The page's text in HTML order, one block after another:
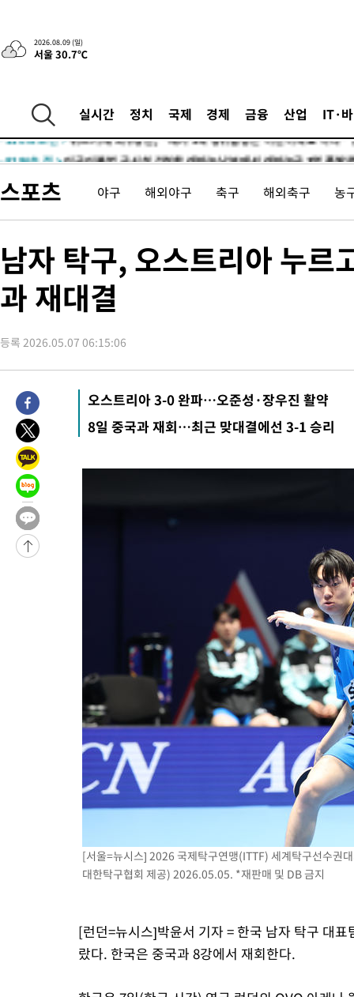
2026.08.09 (일)
서울 30.7℃
실시간 정치 국제 경제 금융 산업 IT·
-3452초 전 >“美 이란전 무기 소진…북한과 분쟁시 주한 미군 취약해질 수 있
-31131초 전 >이강인, 오늘 서울서 AT마드리드 입단식…'전례 없는 특급대
-17484초 전 >
콜롬비아 신임 우파 대통령 취임 하루만에 차량폭탄 폭발 사건
-11078초 전 >
-8286초 전 >
이군이 불법 군시설 건설한 레바논 남부에서 레바논군 3명 폭발
-3468초 전 > 美 국방부, 켄달 전 공군장관 보안허가 취소…“에어포스원 기밀
-3437초 전 >‘축구의 신’ 아르헨티나 축구 선수 메시의 부친 지병 별세
-31171초 전 >이강인, 오늘 서울서 AT마드리드 입단식…'전례 없는 특급대
-18053초 전 >'여긴 20도, 저긴 50도'…열화상 카메라로 본 폭염 저감시설 '
차'
-17524초 전 >콜롬비아 신임 우파 대통령 취임 하루만에 차량폭탄 폭발 사건
-8326초 전 >이군이 불법 군시설 건설한 레바논 남부에서 레바논군 3명 폭발
상
-5444초 전 >[속보]美중부 사령관, 이스라엘 긴급방문 다중화된 전선 상황 논
-3508초 전 >
美 국방부, 켄달 전 공군장관 보안허가 취소…“에어포스원 기밀
언론 누출”
-3477초 전 >
‘축구의 신’ 아르헨티나 축구 선수 메시의 부친 지병 별세
-3452초 전 >
“美 이란전 무기 소진…북한과 분쟁시 주한 미군 취약해질 수 있
스포츠 야구 해외야구 축구 해외축구 농
남자 탁구, 오스트리아 누
과 재대결
등록 2026.05.07 06:15:06
오스트리아 3-0 완파…오준성·장우진 활약
8일 중국과 재회…최근 맞대결에선 3-1 승리
[서울=뉴시스] 2026 국제탁구연맹(ITTF) 세계탁구선수권
대한탁구협회 제공) 2026.05.05. *재판매 및 DB 금지
[런던=뉴시스]박윤서 기자 = 한국 남자 탁구 대
랐다. 한국은 중국과 8강에서 재회한다.